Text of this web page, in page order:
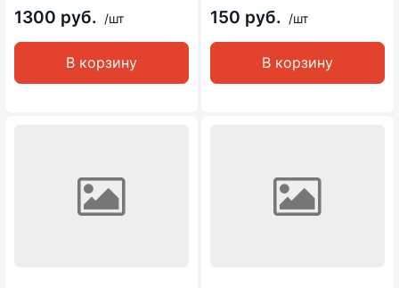
1300 руб. /шт
В корзину
150 руб. /шт
В корзину